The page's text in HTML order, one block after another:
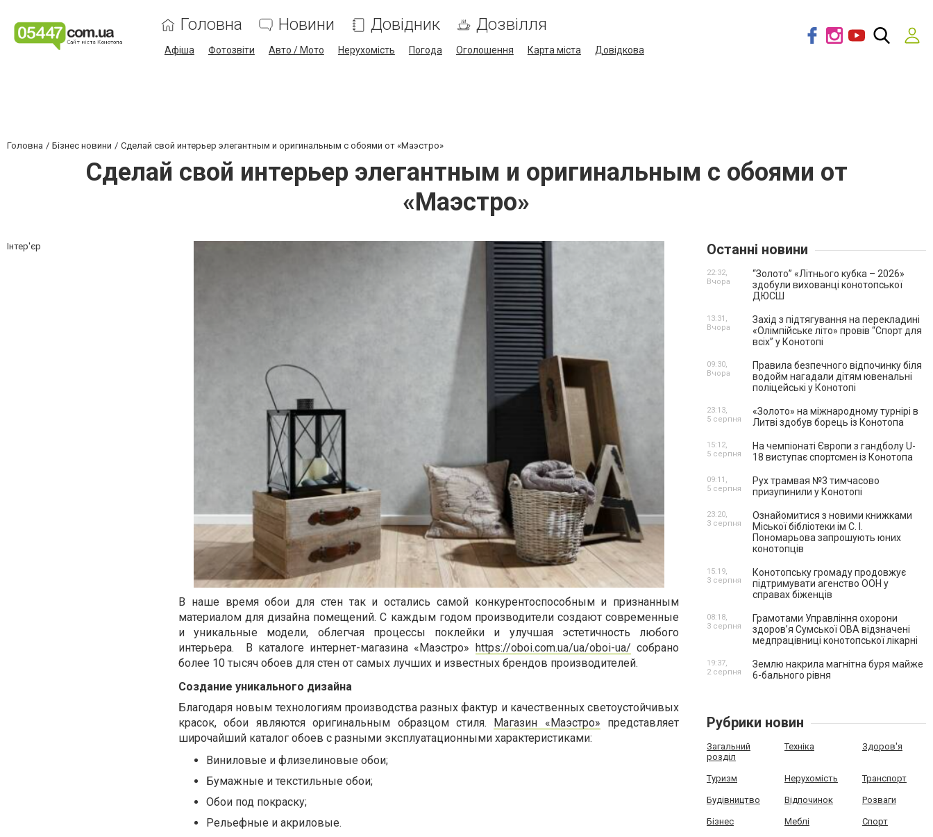
Головна Новини Довідник Дозвілля
Афіша Фотозвіти Авто / Мото Нерухомість Погода Оголошення Карта міста Довідкова
Головна Бізнес новини Сделай свой интерьер элегантным и оригинальным с обоями от «Маэстро»
Сделай свой интерьер элегантным и оригинальным с обоями от
«Маэстро»
Інтер'єр
В наше время обои для стен так и остались самой конкурентоспособным и признанным
материалом для дизайна помещений. С каждым годом производители создают современные
и уникальные модели, облегчая процессы поклейки и улучшая эстетичность любого
интерьера. В каталоге интернет-магазина «Маэстро»
https://oboi.com.ua/ua/oboi-ua/ собрано
более 10 тысяч обоев для стен от самых лучших и известных брендов производителей.
Создание уникального дизайна
Благодаря новым технологиям производства разных фактур и качественных светоустойчивых
красок, обои являются оригинальным образцом стиля.
Магазин «Маэстро» представляет
широчайший каталог обоев с разными эксплуатационными характеристиками:
Виниловые и флизелиновые обои;
Бумажные и текстильные обои;
Обои под покраску;
Рельефные и акриловые.
Останні новини
“Золото” «Літнього кубка – 2026»
здобули вихованці конотопської
ДЮСШ
22:32,
Вчора
Захід з підтягування на перекладині
«Олімпійське літо» провів “Спорт для
всіх” у Конотопі
13:31,
Вчора
Правила безпечного відпочинку біля
водойм нагадали дітям ювенальні
поліцейські у Конотопі
09:30,
Вчора
«Золото» на міжнародному турнірі в
Литві здобув борець із Конотопа
23:13,
5 серпня
На чемпіонаті Європи з гандболу U-
18 виступає спортсмен із Конотопа
15:12,
5 серпня
Рух трамвая №3 тимчасово
призупинили у Конотопі
09:11,
5 серпня
Ознайомитися з новими книжками
Міської бібліотеки ім С. І.
Пономарьова запрошують юних
конотопців
23:20,
3 серпня
Конотопську громаду продовжує
підтримувати агенство ООН у
справах біженців
15:19,
3 серпня
Грамотами Управління охорони
здоров’я Сумської ОВА відзначені
медпрацівниці конотопської лікарні
08:18,
3 серпня
Землю накрила магнітна буря майже
6-бального рівня
19:37,
2 серпня
Рубрики новин
Загальний
розділ
Техніка Здоров'я
Туризм Нерухомість Транспорт
Будівництво Відпочинок Розваги
Бізнес Меблі Спорт